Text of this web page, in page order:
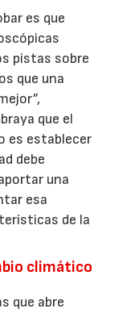
es que
pistas sobre
que una
que el
es establecer
debe
una
esa
de la
climático
que abre